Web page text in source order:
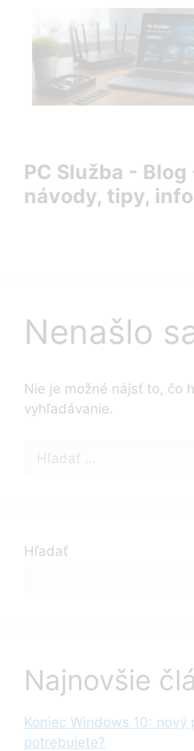
PC Služba - Blog
návody, tipy,
Nenašlo
Nie je možné nájsť to, čo
vyhľadávanie.
Hľadať
Najnovšie
Koniec Windows 10: nový
potrebujete?